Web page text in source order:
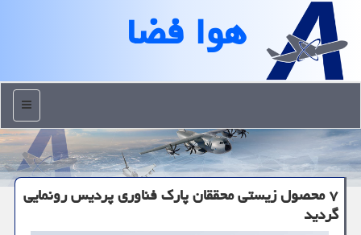
هوا فضا
منو
۷ محصول زیستی محققان پارك فناوری پردیس رونمایی
گردید